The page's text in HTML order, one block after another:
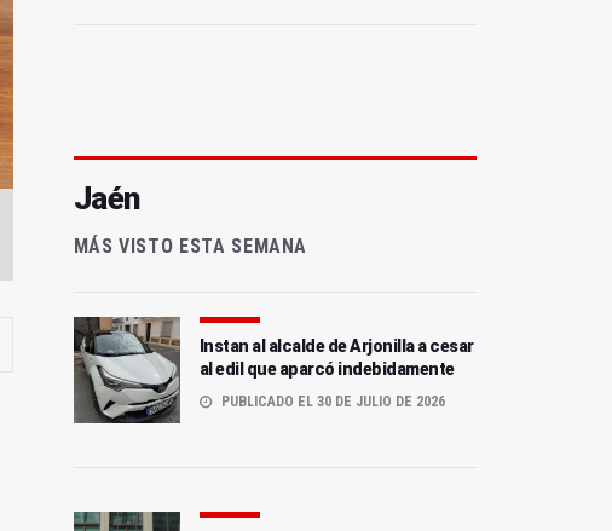
Jaén
MÁS VISTO ESTA SEMANA
Instan al alcalde de Arjonilla a cesar
al edil que aparcó indebidamente
PUBLICADO EL 30 DE JULIO DE 2026